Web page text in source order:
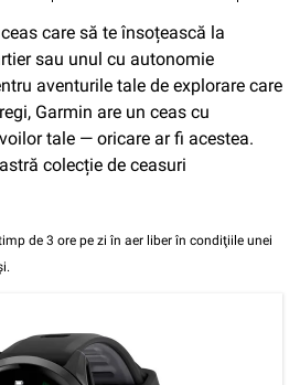
care să te însoțească la
sau unul cu autonomie
aventurile tale de explorare care
Garmin are un ceas cu
tale — oricare ar fi acestea.
colecție de ceasuri
de 3 ore pe zi în aer liber în condiţiile unei